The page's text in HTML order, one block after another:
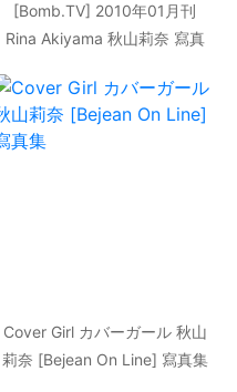
[Bomb.TV] 2010年01月刊
Rina Akiyama 秋山莉奈 寫真
Cover Girl カバーガール 秋山
莉奈 [Bejean On Line] 寫真集